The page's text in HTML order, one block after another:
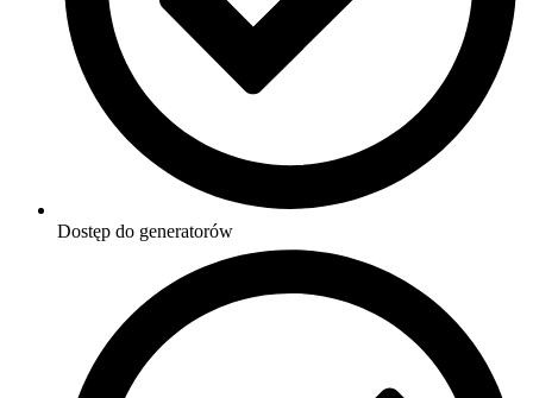
Dostęp do generatorów